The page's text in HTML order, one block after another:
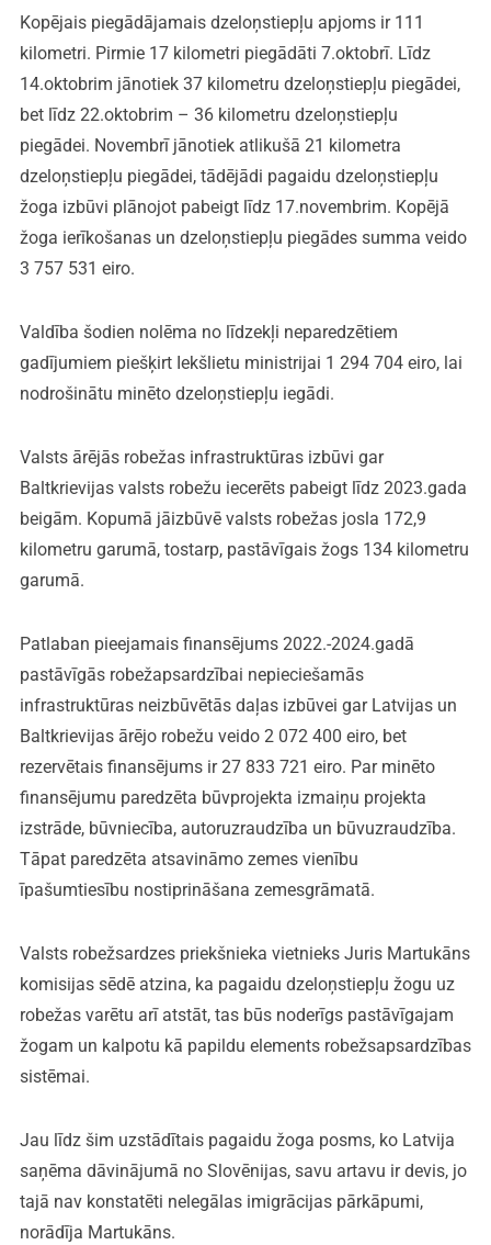
Kopējais piegādājamais dzeloņstiepļu apjoms ir 111
kilometri. Pirmie 17 kilometri piegādāti 7.oktobrī. Līdz
14.oktobrim jānotiek 37 kilometru dzeloņstiepļu piegādei,
bet līdz 22.oktobrim – 36 kilometru dzeloņstiepļu
piegādei. Novembrī jānotiek atlikušā 21 kilometra
dzeloņstiepļu piegādei, tādējādi pagaidu dzeloņstiepļu
žoga izbūvi plānojot pabeigt līdz 17.novembrim. Kopējā
žoga ierīkošanas un dzeloņstiepļu piegādes summa veido
3 757 531 eiro.
Valdība šodien nolēma no līdzekļi neparedzētiem
gadījumiem piešķirt Iekšlietu ministrijai 1 294 704 eiro, lai
nodrošinātu minēto dzeloņstiepļu iegādi.
Valsts ārējās robežas infrastruktūras izbūvi gar
Baltkrievijas valsts robežu iecerēts pabeigt līdz 2023.gada
beigām. Kopumā jāizbūvē valsts robežas josla 172,9
kilometru garumā, tostarp, pastāvīgais žogs 134 kilometru
garumā.
Patlaban pieejamais finansējums 2022.-2024.gadā
pastāvīgās robežapsardzībai nepieciešamās
infrastruktūras neizbūvētās daļas izbūvei gar Latvijas un
Baltkrievijas ārējo robežu veido 2 072 400 eiro, bet
rezervētais finansējums ir 27 833 721 eiro. Par minēto
finansējumu paredzēta būvprojekta izmaiņu projekta
izstrāde, būvniecība, autoruzraudzība un būvuzraudzība.
Tāpat paredzēta atsavināmo zemes vienību
īpašumtiesību nostiprināšana zemesgrāmatā.
Valsts robežsardzes priekšnieka vietnieks Juris Martukāns
komisijas sēdē atzina, ka pagaidu dzeloņstiepļu žogu uz
robežas varētu arī atstāt, tas būs noderīgs pastāvīgajam
žogam un kalpotu kā papildu elements robežsapsardzības
sistēmai.
Jau līdz šim uzstādītais pagaidu žoga posms, ko Latvija
saņēma dāvinājumā no Slovēnijas, savu artavu ir devis, jo
tajā nav konstatēti nelegālas imigrācijas pārkāpumi,
norādīja Martukāns.